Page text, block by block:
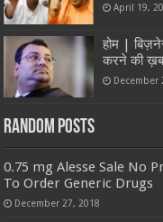
April 19,
होम |
करने की
December
Random Posts
0.75 mg Alesse Sale No
To Order Generic Drugs
December 27, 2018